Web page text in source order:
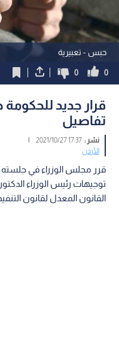
حبس - تعبيرية
0
0
قرار جديد
تفاصيل
نشر :17:37 2021/10/27
|
الأردن
قرر مجلس الوزراء في جلسته
توجيهات رئيس الوزراء
القانون المعدل لقانون التنفيذ